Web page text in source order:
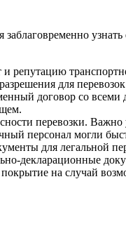
для
договор со всеми
перевозки. Важно
персонал могли
для легальной
декларационные
на случай